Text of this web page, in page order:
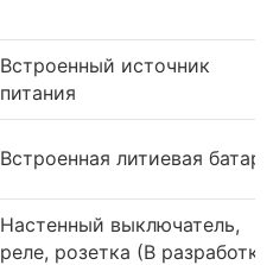
Встроенный источник
питания
Встроенная литиевая
Настенный выключатель,
реле, розетка (В